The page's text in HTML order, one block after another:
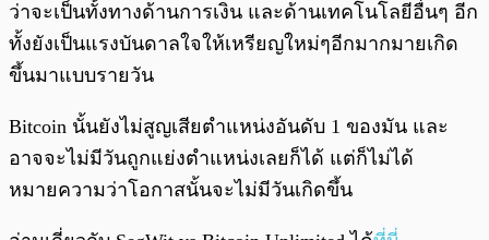
ว่าจะเป็นทั้งทางด้านการเงิน และด้านเทคโนโลยีอื่นๆ อีก
ทั้งยังเป็นแรงบันดาลใจให้เหรียญใหม่ๆอีกมากมายเกิด
ขึ้นมาแบบรายวัน
Bitcoin นั้นยังไม่สูญเสียตำแหน่งอันดับ 1 ของมัน และ
อาจจะไม่มีวันถูกแย่งตำแหน่งเลยก็ได้ แต่ก็ไม่ได้
หมายความว่าโอกาสนั้นจะไม่มีวันเกิดขึ้น